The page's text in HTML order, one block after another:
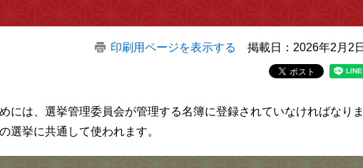
印刷用ページを表示する 掲載日：2026年2月2
には、選挙管理委員会が管理する名簿に登録されていなければなり
選挙に共通して使われます。